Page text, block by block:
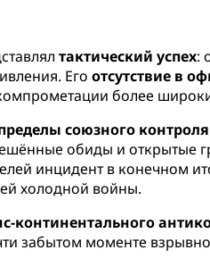
тактический успех:
Егоотсутствие в
более
союзного контроля
обиды и открытые
инцидент в конечном
холодной войны.
континентального
забытом моменте